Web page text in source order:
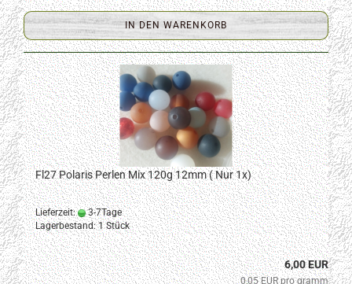
IN DEN WARENKORB
Fl27 Polaris Perlen Mix 120g 12mm ( Nur 1x)
Lieferzeit:
3-7Tage
Lagerbestand: 1 Stück
6,00 EUR
0,05 EUR pro gramm